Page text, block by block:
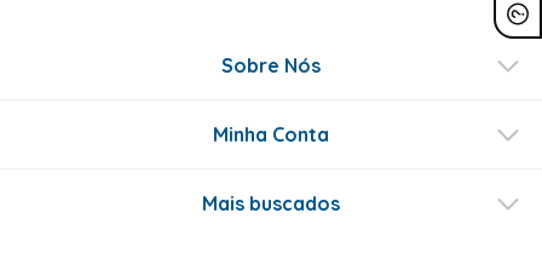
Sobre Nós
Minha Conta
Mais buscados